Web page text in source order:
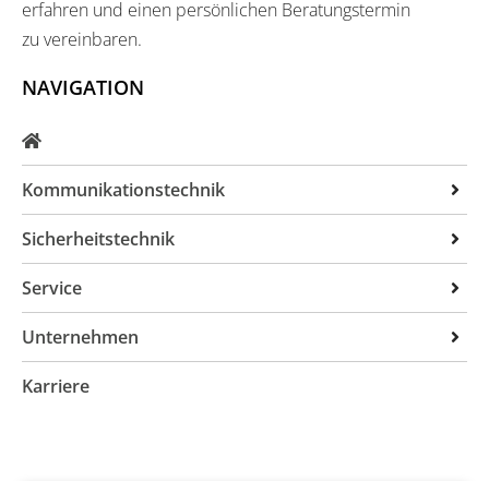
erfahren und einen persönlichen Beratungstermin
zu vereinbaren.
NAVIGATION
Kommunikationstechnik
ITK-Anlagen
Headsets
Telefonansagen
Sicherheitstechnik
Brandmeldetechnik
Videoüberwachung
Service
Störungsmeldung
Unternehmen
Kontakt
Karriere